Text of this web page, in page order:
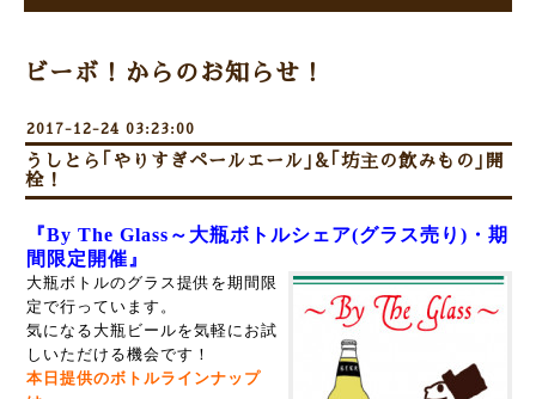
ビーボ！からのお知らせ！
2017-12-24 03:23:00
うしとら｢やりすぎペールエール｣&｢坊主の飲みもの｣開
栓！
『By The Glass～大瓶ボトルシェア(グラス売り)・期
間限定開催』
大瓶ボトルのグラス提供を期間限
定で行っています。
気になる大瓶ビールを気軽にお試
しいただける機会です！
本日提供のボトルラインナップ